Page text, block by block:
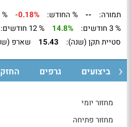
תמורה: -- % החודש: -0.18%
% 3 חודשים:
14.8% % 12 חודשים:
סטיית תקן (שנה):
15.43 שארפ
ביצועים גרפים
מחזור יומי
מחזור פתיחה